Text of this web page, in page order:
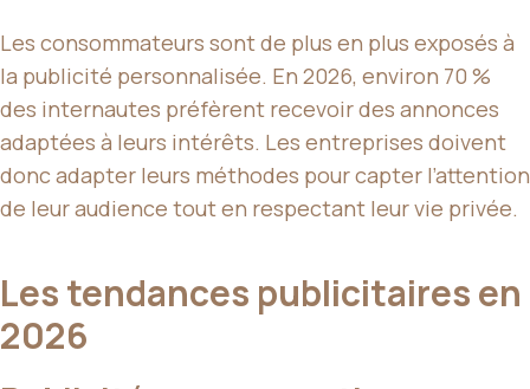
Les consommateurs sont de plus en plus exposés à
la publicité personnalisée. En 2026, environ 70 %
des internautes préfèrent recevoir des annonces
adaptées à leurs intérêts. Les entreprises doivent
donc adapter leurs méthodes pour capter l’attention
de leur audience tout en respectant leur vie privée.
Les tendances publicitaires en
2026